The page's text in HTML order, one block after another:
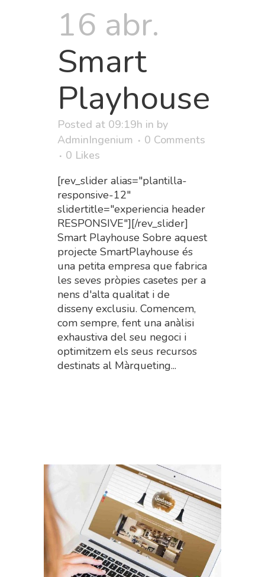
16 abr.
Smart
Playhouse
Posted at 09:19h in by
AdminIngenium
0 Comments
0 Likes
[rev_slider alias="plantilla-
responsive-12"
slidertitle="experiencia header
RESPONSIVE"][/rev_slider]
Smart Playhouse Sobre aquest
projecte SmartPlayhouse és
una petita empresa que fabrica
les seves pròpies casetes per a
nens d'alta qualitat i de
disseny exclusiu. Comencem,
com sempre, fent una anàlisi
exhaustiva del seu negoci i
optimitzem els seus recursos
destinats al Màrqueting...